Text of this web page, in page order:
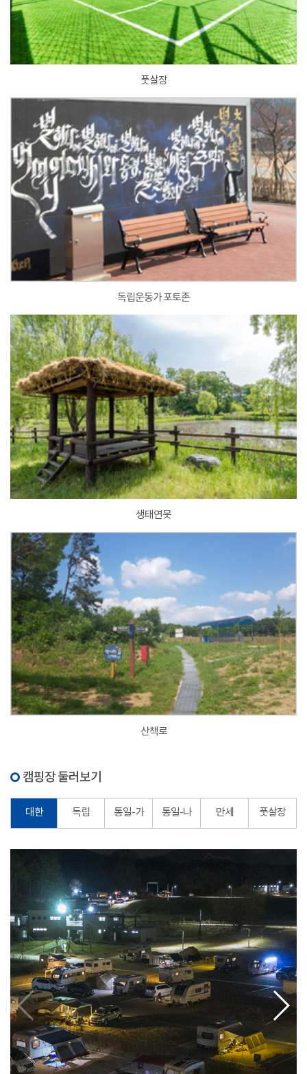
풋살장
독립운동가 포토존
생태연못
산책로
캠핑장 둘러보기
대한 독립 통일-가 통일-나 만세 풋살장